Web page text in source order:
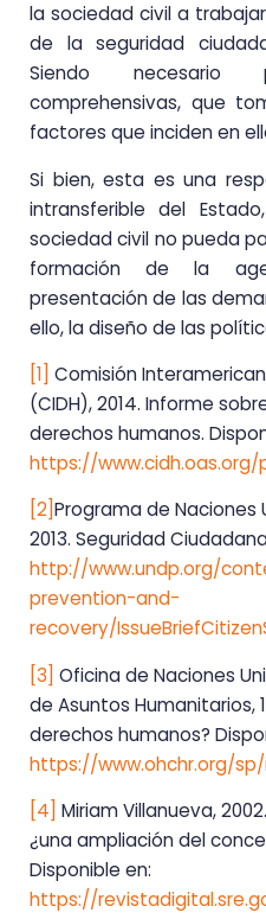
la sociedad civil a
de la seguridad
Siendo necesario
comprehensivas, que
factores que inciden en
Si bien, esta es una
intransferible del
sociedad civil no pueda
formación de la
presentación de las
ello, la diseño de las
[1] Comisión
(CIDH), 2014. Informe
derechos humanos.
https://www.cidh.oas.org/
[2] Programa de Naciones
2013. Seguridad
http://www.undp.org/
prevention-and-
recovery/
[3] Oficina de Naciones
de Asuntos Humanitarios,
derechos humanos?
https://www.ohchr.org/
[4] Miriam Villanueva,
¿una ampliación del
Disponible en:
https://